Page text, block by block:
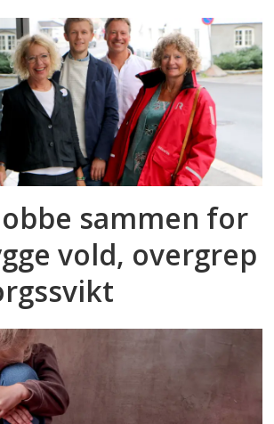
sammen for
vold, overgrep